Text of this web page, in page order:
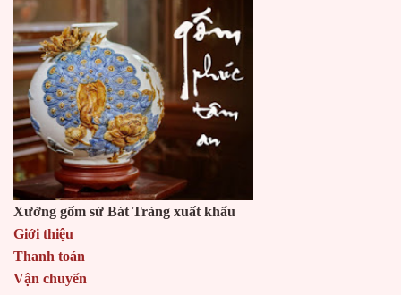
Xưởng gốm sứ Bát Tràng xuất khẩu
Giới thiệu
Thanh toán
Vận chuyển